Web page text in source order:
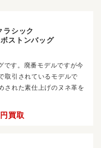
ラシック
ストンバッグ
です。廃番モデルですが今
取引されているモデルで
された素仕上げのヌネ革を
買取